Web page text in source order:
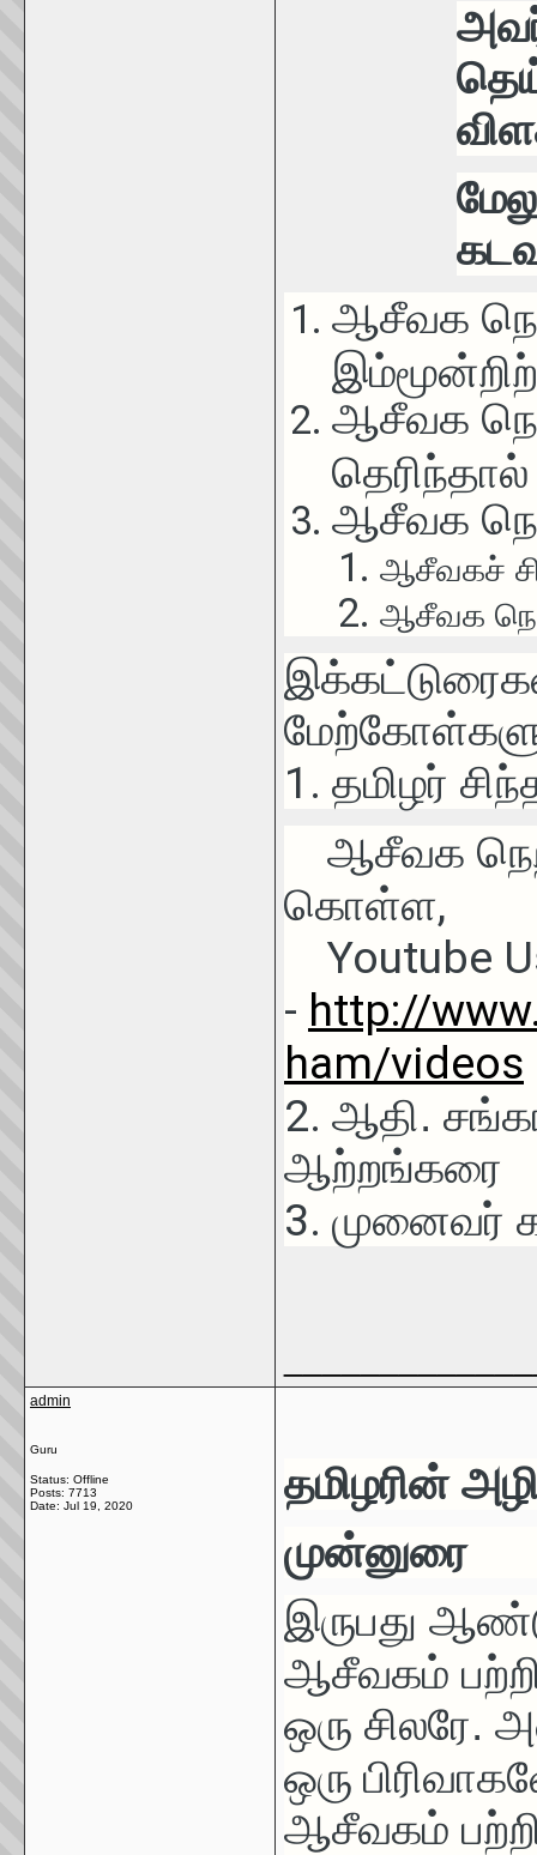
ஆசீவக
ஆசீவக
ஆசீவக
ஆசீவகச்
ஆசீவக
1. தமிழர்
ஆசீவக
கொள்ள,
Youtube
- http://
ham/videos
2. ஆதி.
ஆற்றங்கரை
3. முனைவர்
admin
Guru
Status: Offline
Posts: 7713
Date: Jul 19, 2020
தமிழரின்
முன்னுரை
இருபது
ஆசீவகம்
ஒரு
ஒரு
ஆசீவகம்